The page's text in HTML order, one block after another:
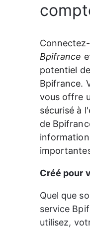
Bpifrance
potentiel
Bpifrance.
vous offre
sécurisé à
de
Créé pour
Quel que
service
utilisez,